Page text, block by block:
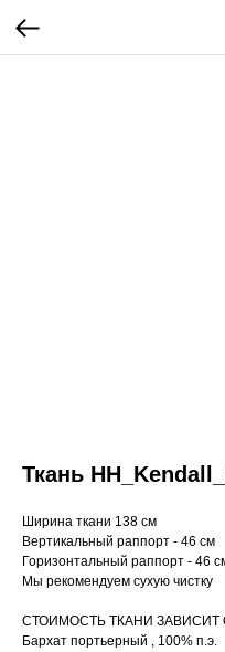
Ткань
Ширина ткани 138 см
Вертикальный раппорт - 46 см
Горизонтальный раппорт - 46
Мы рекомендуем сухую чистку
СТОИМОСТЬ ТКАНИ
Бархат портьерный , 100% п.э.